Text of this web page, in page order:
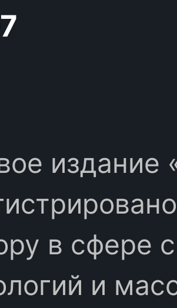
издание
в сфере
и